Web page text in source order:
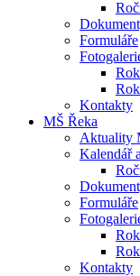
Formuláře
Kontakty
MŠ Řeka
Aktuality
Kalendář
Formuláře
Kontakty